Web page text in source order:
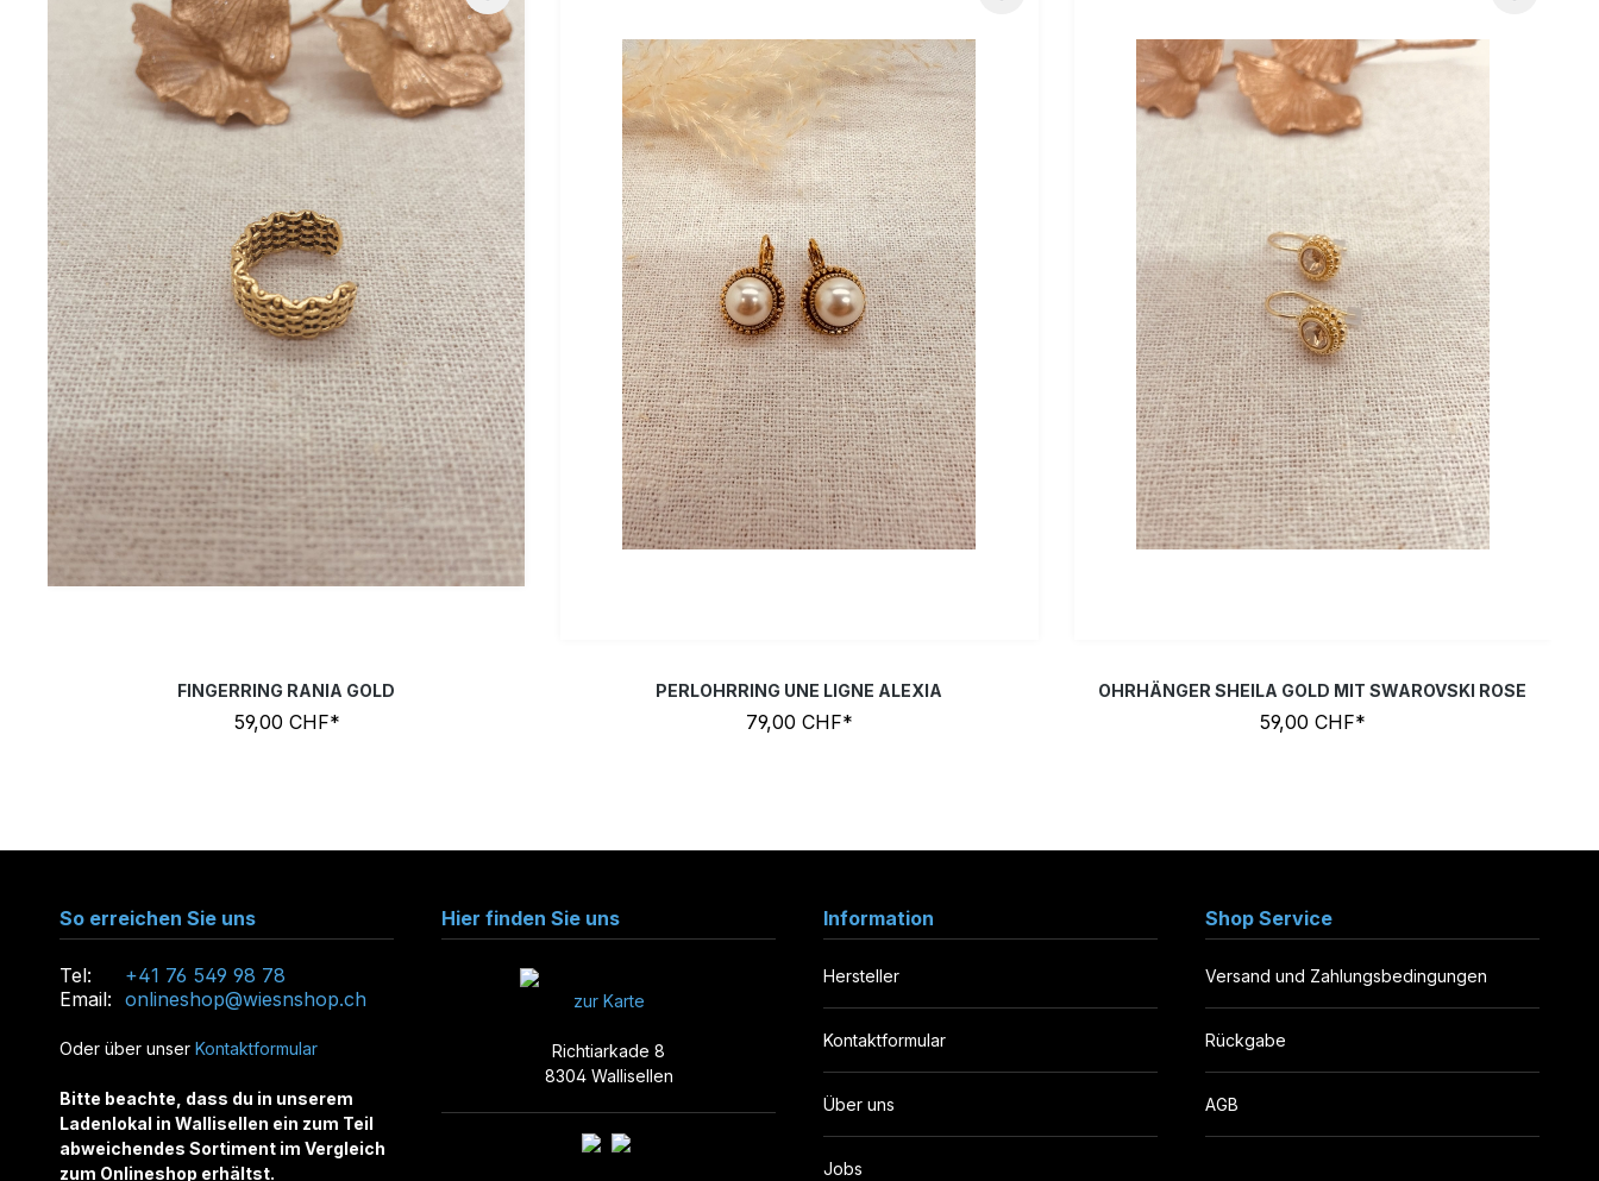
FINGERRING RANIA GOLD
59,00 CHF*
PERLOHRRING UNE LIGNE ALEXIA
79,00 CHF*
OHRHÄNGER SHEILA GOLD MIT SWAROVSKI ROSE
59,00 CHF*
So erreichen Sie uns
Tel:
+41 76 549 98 78
Email: onlineshop@wiesnshop.ch
Oder über unser Kontaktformular
Bitte beachte, dass du in unserem
Ladenlokal in Wallisellen ein zum Teil
abweichendes Sortiment im Vergleich
zum Onlineshop erhältst.
Hier finden Sie uns
zur Karte
Richtiarkade 8
8304 Wallisellen
Information
Hersteller
Kontaktformular
Über uns
Jobs
Shop Service
Versand und Zahlungsbedingungen
Rückgabe
AGB